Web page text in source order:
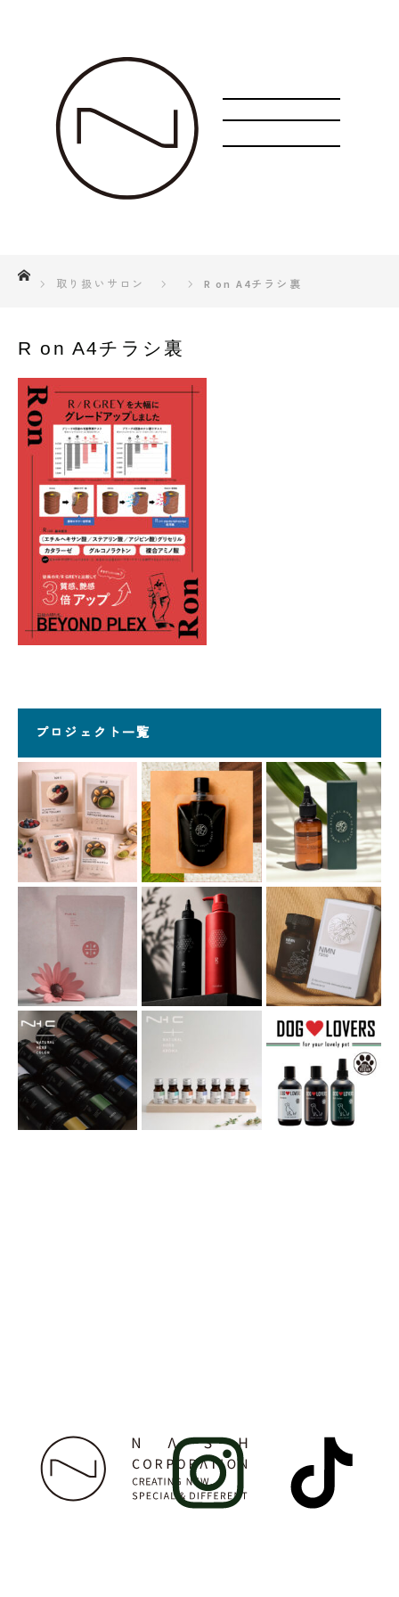
ホーム
取り扱いサロン
R on A4チラシ裏
R on A4チラシ裏
プロジェクト一覧